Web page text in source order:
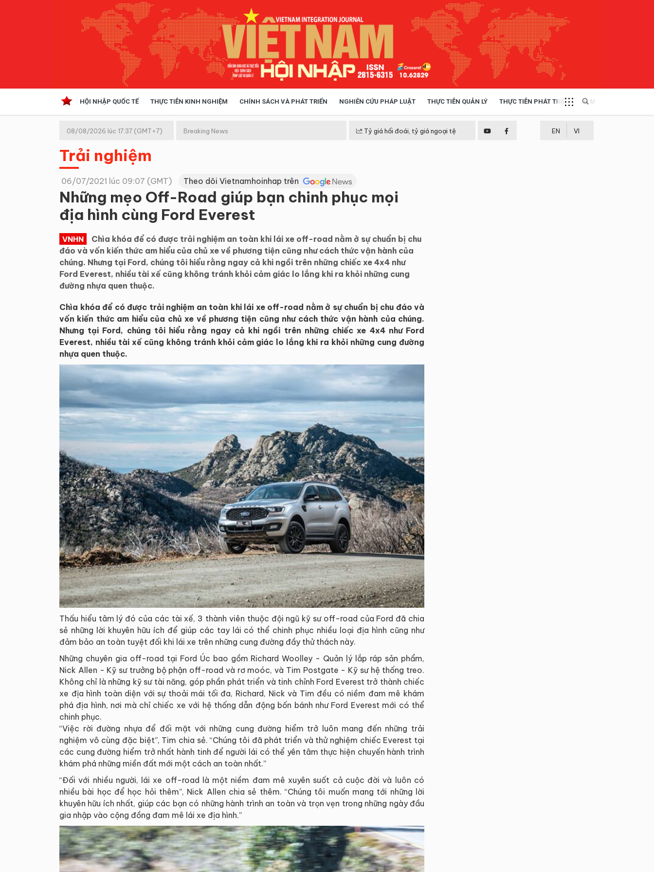
HỘI NHẬP QUỐC TẾ THỰC TIỄN KINH NGHIỆM CHÍNH SÁCH VÀ PHÁT TRIỂN NGHIÊN CỨU PHÁP LUẬT THỰC TIỄN QUẢN LÝ THỰC TIỄN PHÁT TRIỂN MULTIMEDIA
Kinh tế hội nhập
Doanh nghiệp
08/08/2026 lúc 17:37 (GMT+7) Breaking News Tỷ giá hối đoái, tỷ giá ngoại tệ EN VI
Trải nghiệm
06/07/2021 lúc 09:07 (GMT) Theo dõi Vietnamhoinhap trên
Những mẹo Off-Road giúp bạn chinh phục mọi
địa hình cùng Ford Everest
VNHN
Chìa khóa để có được trải nghiệm an toàn khi lái xe off-road nằm ở sự chuẩn bị chu
đáo và vốn kiến thức am hiểu của chủ xe về phương tiện cũng như cách thức vận hành của
chúng. Nhưng tại Ford, chúng tôi hiểu rằng ngay cả khi ngồi trên những chiếc xe 4x4 như
Ford Everest, nhiều tài xế cũng không tránh khỏi cảm giác lo lắng khi ra khỏi những cung
đường nhựa quen thuộc.
Chìa khóa để có được trải nghiệm an toàn khi lái xe off-road nằm ở sự chuẩn bị chu đáo và
vốn kiến thức am hiểu của chủ xe về phương tiện cũng như cách thức vận hành của chúng.
Nhưng tại Ford, chúng tôi hiểu rằng ngay cả khi ngồi trên những chiếc xe 4x4 như Ford
Everest, nhiều tài xế cũng không tránh khỏi cảm giác lo lắng khi ra khỏi những cung đường
nhựa quen thuộc.
Thấu hiểu tâm lý đó của các tài xế, 3 thành viên thuộc đội ngũ kỹ sư off-road của Ford đã chia
sẻ những lời khuyên hữu ích để giúp các tay lái có thể chinh phục nhiều loại địa hình cũng như
đảm bảo an toàn tuyệt đối khi lái xe trên những cung đường đầy thử thách này.
Những chuyên gia off-road tại Ford Úc bao gồm Richard Woolley - Quản lý lắp ráp sản phẩm,
Nick Allen - Kỹ sư trưởng bộ phận off-road và rơ moóc, và Tim Postgate - Kỹ sư hệ thống treo.
Không chỉ là những kỹ sư tài năng, góp phần phát triển và tinh chỉnh Ford Everest trở thành chiếc
xe địa hình toàn diện với sự thoải mái tối đa, Richard, Nick và Tim đều có niềm đam mê khám
phá địa hình, nơi mà chỉ chiếc xe với hệ thống dẫn động bốn bánh như Ford Everest mới có thể
chinh phục.
“Việc rời đường nhựa để đối mặt với những cung đường hiểm trở luôn mang đến những trải
nghiệm vô cùng đặc biệt”, Tim chia sẻ. “Chúng tôi đã phát triển và thử nghiệm chiếc Everest tại
các cung đường hiểm trở nhất hành tinh để người lái có thể yên tâm thực hiện chuyến hành trình
khám phá những miền đất mới một cách an toàn nhất.”
“Đối với nhiều người, lái xe off-road là một niềm đam mê xuyên suốt cả cuộc đời và luôn có
nhiều bài học để học hỏi thêm”, Nick Allen chia sẻ thêm. “Chúng tôi muốn mang tới những lời
khuyên hữu ích nhất, giúp các bạn có những hành trình an toàn và trọn vẹn trong những ngày đầu
gia nhập vào cộng đồng đam mê lái xe địa hình.”